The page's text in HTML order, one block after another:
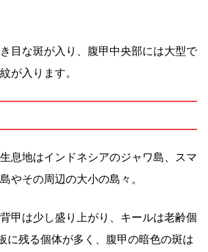
目な斑が入り、腹甲中央部には大型で
が入ります。
息地はインドネシアのジャワ島、スマ
やその周辺の大小の島々。
甲は少し盛り上がり、キールは老齢個
に残る個体が多く、腹甲の暗色の斑は